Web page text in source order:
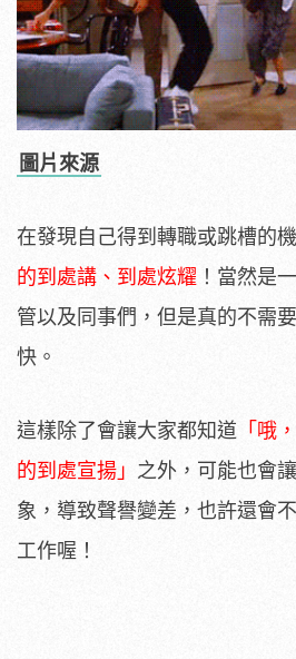
圖片來源
在發現自己得到轉職或跳槽的機
的到處講、到處炫耀 ！當然是
管以及同事們，但是真的不需
快。
這樣除了會讓大家都知道 「哦
的到處宣揚」 之外，可能也會
象，導致聲譽變差，也許還會
工作喔！